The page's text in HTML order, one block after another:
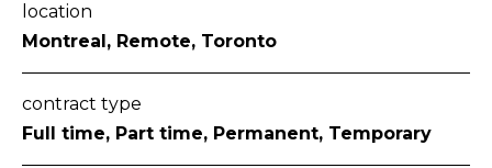
location
Montreal, Remote, Toronto
contract type
Full time, Part time, Permanent, Temporary